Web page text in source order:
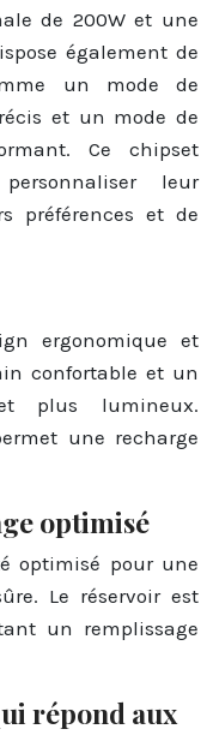
de 200W et une
également de
un mode de
et un mode de
Ce chipset
leur
préférences et de
ergonomique et
confortable et un
plus lumineux.
une recharge
optimisé
optimisé pour une
Le réservoir est
un remplissage
répond aux